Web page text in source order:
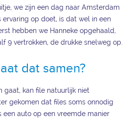
we zijn een dag naar Amsterdam
ervaring op doet, is dat wel in een
hebben we Hanneke opgehaald,
9 vertrokken, de drukke snelweg op.
dat samen?
gaat, kan file natuurlijk niet
gekomen dat files soms onnodig
een auto op een vreemde manier